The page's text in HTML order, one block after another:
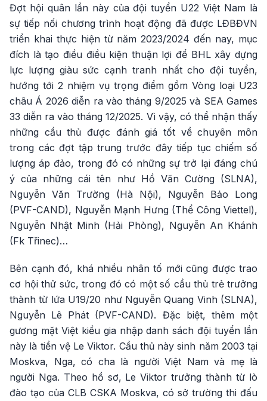
Đợt hội quân lần này của đội tuyển U22 Việt Nam là
sự tiếp nối chương trình hoạt động đã được LĐBĐVN
triển khai thực hiện từ năm 2023/2024 đến nay, mục
đích là tạo điều điều kiện thuận lợi để BHL xây dựng
lực lượng giàu sức cạnh tranh nhất cho đội tuyển,
hướng tới 2 nhiệm vụ trọng điểm gồm Vòng loại U23
châu Á 2026 diễn ra vào tháng 9/2025 và SEA Games
33 diễn ra vào tháng 12/2025. Vì vậy, có thể nhận thấy
những cầu thủ được đánh giá tốt về chuyên môn
trong các đợt tập trung trước đây tiếp tục chiếm số
lượng áp đảo, trong đó có những sự trở lại đáng chú
ý của những cái tên như Hồ Văn Cường (SLNA),
Nguyễn Văn Trường (Hà Nội), Nguyễn Bảo Long
(PVF-CAND), Nguyễn Mạnh Hưng (Thể Công Viettel),
Nguyễn Nhật Minh (Hải Phòng), Nguyễn An Khánh
(Fk Třinec)…
Bên cạnh đó, khá nhiều nhân tố mới cũng được trao
cơ hội thử sức, trong đó có một số cầu thủ trẻ trưởng
thành từ lứa U19/20 như Nguyễn Quang Vinh (SLNA),
Nguyễn Lê Phát (PVF-CAND). Đặc biệt, thêm một
gương mặt Việt kiều gia nhập danh sách đội tuyển lần
này là tiền vệ Le Viktor. Cầu thủ này sinh năm 2003 tại
Moskva, Nga, có cha là người Việt Nam và mẹ là
người Nga. Theo hồ sơ, Le Viktor trưởng thành từ lò
đào tạo của CLB CSKA Moskva, có sở trường thi đấu